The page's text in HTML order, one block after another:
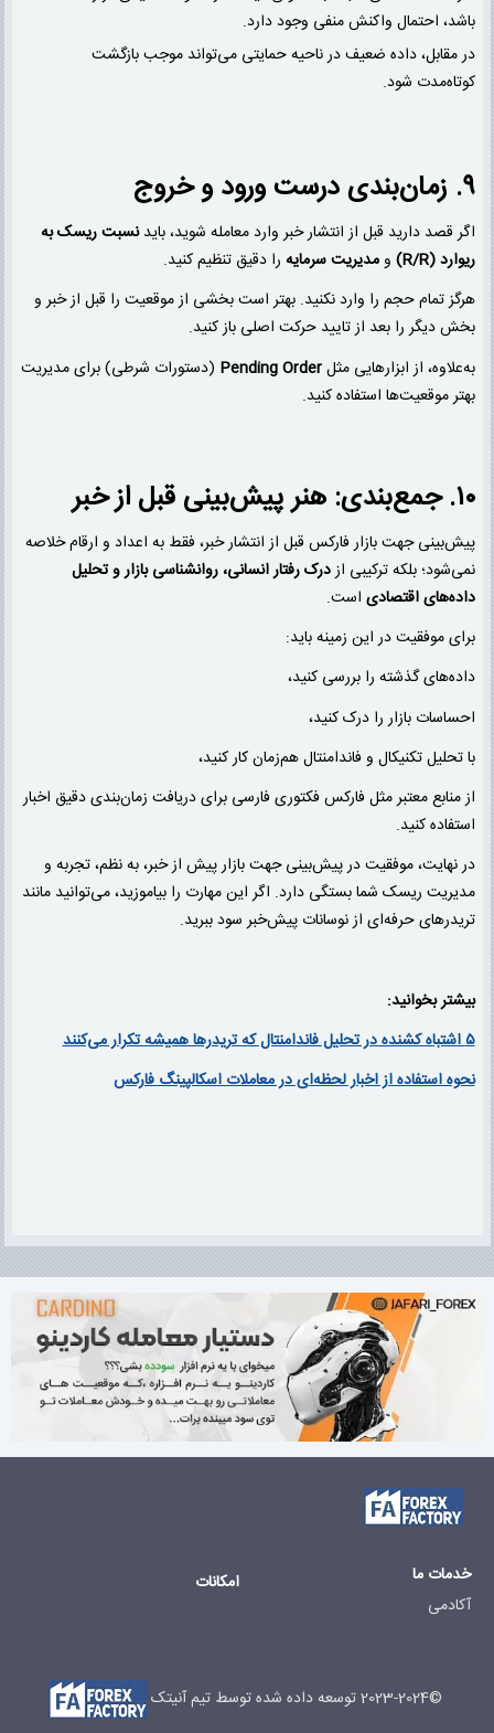
باشد، احتمال واکنش منفی وجود دارد.
در مقابل، داده ضعیف در ناحیه حمایتی می‌تواند موجب بازگشت
کوتاه‌مدت شود.
۹. زمان‌بندی درست ورود و خروج
اگر قصد دارید قبل از انتشار خبر وارد معامله شوید، بایدنسبت ریسک به
ریوارد (R/R)
ومدیریت سرمایه را دقیق تنظیم کنید.
هرگز تمام حجم را وارد نکنید. بهتر است بخشی از موقعیت را قبل از خبر و
بخش دیگر را بعد از تایید حرکت اصلی باز کنید.
به‌علاوه، از ابزارهایی مثلPending Order (دستورات شرطی) برای مدیریت
بهتر موقعیت‌ها استفاده کنید.
۱۰. جمع‌بندی: هنر پیش‌بینی قبل از خبر
پیش‌بینی جهت بازار فارکس قبل از انتشار خبر، فقط به اعداد و ارقام خلاصه
نمی‌شود؛ بلکه ترکیبی ازدرک رفتار انسانی، روانشناسی بازار و تحلیل
داده‌های اقتصادی است.
برای موفقیت در این زمینه باید:
داده‌های گذشته را بررسی کنید،
احساسات بازار را درک کنید،
با تحلیل تکنیکال و فاندامنتال هم‌زمان کار کنید،
از منابع معتبر مثل فارکس فکتوری فارسی برای دریافت زمان‌بندی دقیق اخبار
استفاده کنید.
در نهایت، موفقیت در پیش‌بینی جهت بازار پیش از خبر، به نظم، تجربه و
مدیریت ریسک شما بستگی دارد. اگر این مهارت را بیاموزید، می‌توانید مانند
تریدرهای حرفه‌ای از نوسانات پیش‌خبر سود ببرید.
بیشتر بخوانید:
۵ اشتباه کشنده در تحلیل فاندامنتال که تریدرها همیشه تکرار می‌کنند
نحوه استفاده از اخبار لحظه‌ای در معاملات اسکالپینگ فارکس
خدمات ما
آکادمی
امکانات
©2023-2024 توسعه داده شده توسط تیم آنیتک